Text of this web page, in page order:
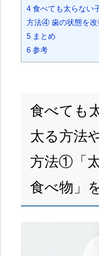
4 食べても太らない
方法④ 歯の状態を改
5 まとめ
6 参考
食べても
太る方法
方法①「
食べ物」